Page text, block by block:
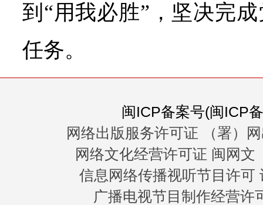
到“用我必胜”，坚决完
任务。
闽ICP备案号(闽ICP
网络出版服务许可证 （署）
网络文化经营许可证 闽网文
信息网络传播视听节目许可
广播电视节目制作经营许